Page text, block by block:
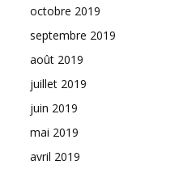
octobre 2019
septembre 2019
août 2019
juillet 2019
juin 2019
mai 2019
avril 2019